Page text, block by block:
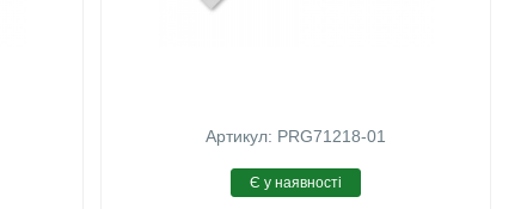
Артикул: PRG71218-01